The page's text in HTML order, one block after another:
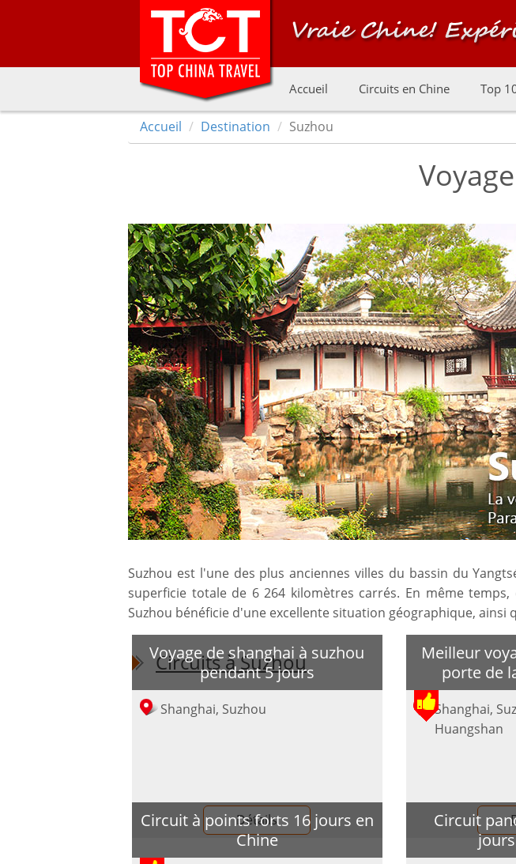
Accueil Circuits en Chine Top
Accueil Destination Suzhou
Suzhou est l'une des plus anciennes villes du bassin du
superficie totale de 6 264 kilomètres carrés. En même
Suzhou bénéficie d'une excellente situation géographique,
Circuits à Suzhou
Voyage de shanghai à suzhou
pendant 5 jours
Shanghai, Suzhou
Détails
Meilleur
porte de
Shanghai,
Huangshan
Circuit à points forts 16 jours en
Chine
Circuit